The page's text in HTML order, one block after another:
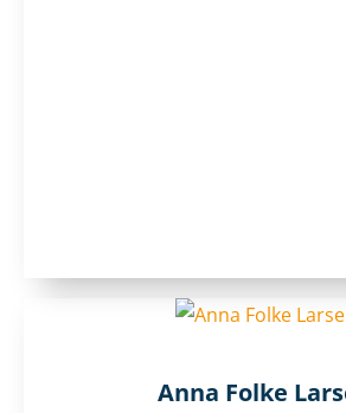
Anna Folke